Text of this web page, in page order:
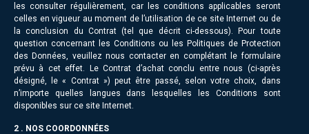
les consulter régulièrement, car les conditions applicables seront
celles en vigueur au moment de l’utilisation de ce site Internet ou de
la conclusion du Contrat (tel que décrit ci-dessous). Pour toute
question concernant les Conditions ou les Politiques de Protection
des Données, veuillez nous contacter en complétant le formulaire
prévu à cet effet. Le Contrat d’achat conclu entre nous (ci-après
désigné, le « Contrat ») peut être passé, selon votre choix, dans
n’importe quelles langues dans lesquelles les Conditions sont
disponibles sur ce site Internet.
2 . NOS COORDONNÉES